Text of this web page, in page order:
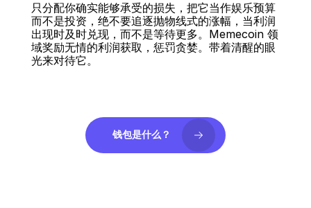
只分配你确实能够承受的损失，把它当作娱乐预算
而不是投资，绝不要追逐抛物线式的涨幅，当利润
出现时及时兑现，而不是等待更多。Memecoin 领
域奖励无情的利润获取，惩罚贪婪。带着清醒的眼
光来对待它。
钱包是什么？